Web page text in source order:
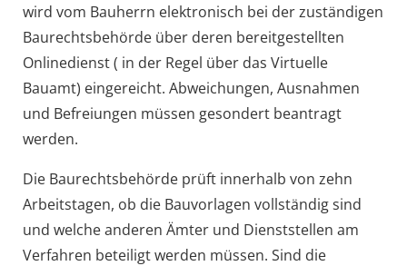
wird vom Bauherrn elektronisch bei der zuständigen
Baurechtsbehörde über deren bereitgestellten
Onlinedienst ( in der Regel über das Virtuelle
Bauamt) eingereicht. Abweichungen, Ausnahmen
und Befreiungen müssen gesondert beantragt
werden.
Die Baurechtsbehörde prüft innerhalb von zehn
Arbeitstagen, ob die Bauvorlagen vollständig sind
und welche anderen Ämter und Dienststellen am
Verfahren beteiligt werden müssen. Sind die